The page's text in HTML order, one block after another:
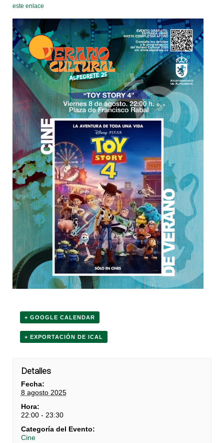
este enlace
+ GOOGLE CALENDAR
+ EXPORTACIÓN DE ICAL
Detalles
Fecha:
8 agosto 2025
Hora:
22:00 - 23:30
Categoría del Evento:
Cine